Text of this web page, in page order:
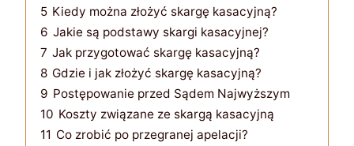
5 Kiedy można złożyć skargę kasacyjną?
6 Jakie są podstawy skargi kasacyjnej?
7 Jak przygotować skargę kasacyjną?
8 Gdzie i jak złożyć skargę kasacyjną?
9 Postępowanie przed Sądem Najwyższym
10 Koszty związane ze skargą kasacyjną
11 Co zrobić po przegranej apelacji?